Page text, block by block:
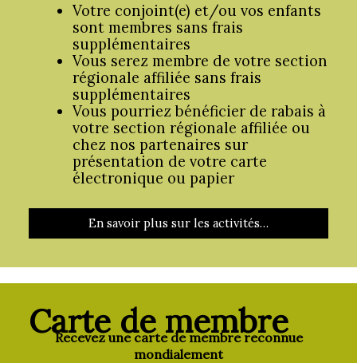
Votre conjoint(e) et/ou vos enfants
sont membres sans frais
supplémentaires
Vous serez membre de votre section
régionale affiliée sans frais
supplémentaires
Vous pourriez bénéficier de rabais à
votre section régionale affiliée ou
chez nos partenaires sur
présentation de votre carte
électronique ou papier
En savoir plus sur les activités…
Carte de membre
Recevez une carte de membre reconnue
mondialement